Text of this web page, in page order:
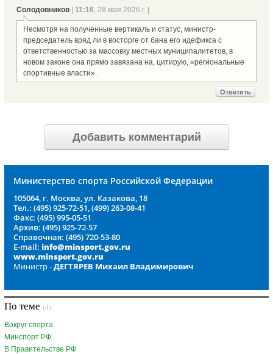
Солодовников 11:16, 28 мая 2026 г. |
Несмотря на полученные вертикаль и статус, министр-
председатель вряд ли в восторге от бана его идефикса с
ответственностью за массовку местных муниципалитетов, в
новом законе она прямо завязана на, цитирую, «региональные
спортивные власти».
Ответить
Добавить комментарий
Министерство спорта Российской Федерации
105064, г. Москва, ул. Казакова, 18
Тел.: (495) 925-72-51, (499) 263-08-41
Факс: (495) 995-05-51
Архив: (495) 925-72-57
Справочная: (495) 720-53-80
E-mail: info@minsport.gov.ru
www.minsport.gov.ru
Министр -ДЕГТЯРЕВ Михаил Владимирович
По теме (4):
Вокруг спорта
Минспорт РФ
В Правительстве РФ